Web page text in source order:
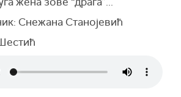
Снежана Станојевић